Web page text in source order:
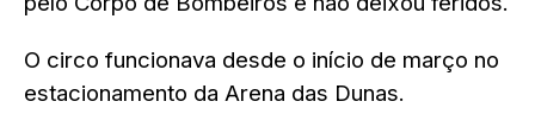
O circo funcionava desde o início de março no
estacionamento da Arena das Dunas.